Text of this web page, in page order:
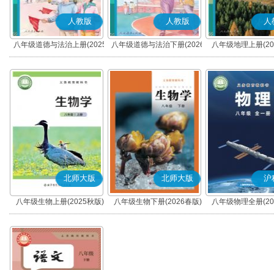
人教版
八年级道德与法治上册(2025
秋版)(部编版)
人教版
八年级道德与法治下册(2026
春版)(部编版)
人
八年级地理上册
北师大版
八年级生物上册(2025秋版)
北师大版
八年级生物下册(2026春版)
沪
八年级物理全册